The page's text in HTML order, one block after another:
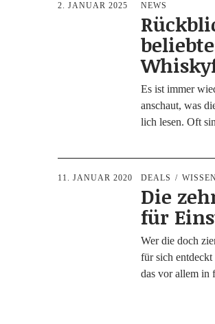
2. JANUAR 2025 NEWS
Es ist immer
anschaut, was
lich lesen. Oft
11. JANUAR 2020 DEALS
Die
für
Wer die doch
für sich ent­deckt
das vor allem